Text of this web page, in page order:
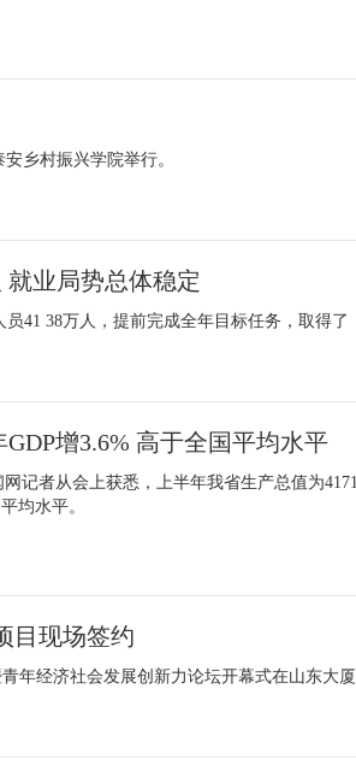
乡村振兴学院举行。
就业局势总体稳定
41 38万人，提前完成全年目标任务，取得了
增3.6% 高于全国平均水平
网记者从会上获悉，上半年我省生产总值为
均水平。
目现场签约
年经济社会发展创新力论坛开幕式在山东大厦